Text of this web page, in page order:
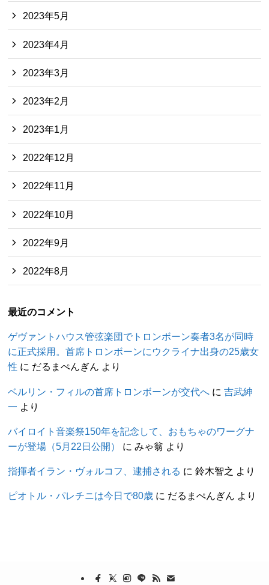
2023年5月
2023年4月
2023年3月
2023年2月
2023年1月
2022年12月
2022年11月
2022年10月
2022年9月
2022年8月
最近のコメント
ゲヴァントハウス管弦楽団でトロンボーン奏者3名が同時
に正式採用。首席トロンボーンにウクライナ出身の25歳女
性 に だるまぺんぎん より
ベルリン・フィルの首席トロンボーンが交代へ に吉武紳
一 より
バイロイト音楽祭150年を記念して、おもちゃのワーグナ
ーが登場（5月22日公開）
にみゃ翁 より
指揮者イラン・ヴォルコフ、逮捕される に鈴木智之 より
ピオトル・パレチニは今日で80歳 に だるまぺんぎん より